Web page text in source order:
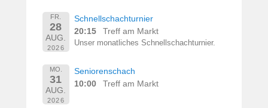
FR.
28
AUG.
2026
Schnellschachturnier
20:15
Treff am Markt
Unser monatliches Schnellschachturnier.
MO.
31
AUG.
2026
Seniorenschach
10:00
Treff am Markt